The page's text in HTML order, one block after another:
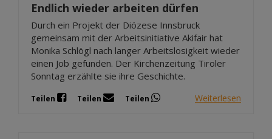
Endlich wieder arbeiten dürfen
Durch ein Projekt der Diözese Innsbruck
gemeinsam mit der Arbeitsinitiative Akifair hat
Monika Schlögl nach langer Arbeitslosigkeit wieder
einen Job gefunden. Der Kirchenzeitung Tiroler
Sonntag erzählte sie ihre Geschichte.
Teilen Teilen Teilen Weiterlesen